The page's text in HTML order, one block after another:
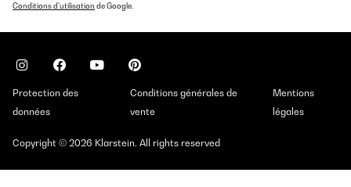
Conditions d'utilisation de Google.
Protection des
données
Conditions générales de
vente
Mentions
légales
Copyright © 2026 Klarstein. All rights reserved